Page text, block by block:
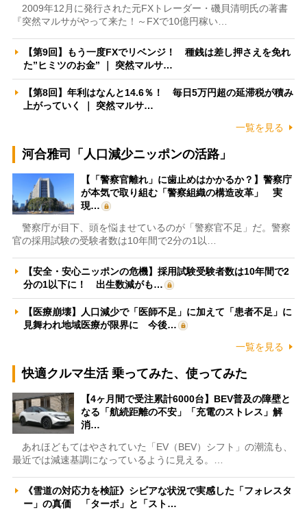
2009年12月に発行された元FXトレーダー・磯貝清明氏の著書
『突然マルサがやって来た！～FXで10億円稼い…
【第9回】もう一度FXでリベンジ！ 種銭は差し押さえを免れ
た”ヒミツのお金” ｜ 突然マルサ…
【第8回】年利はなんと14.6％！ 毎日5万円超の延滞税が積み
上がっていく ｜ 突然マルサ…
一覧を見る
河合雅司「人口減少ニッポンの活路」
【「警察官離れ」に歯止めはかかるか？】警察庁
が本気で取り組む「警察組織の構造改革」 実
現…
警察庁が目下、頭を悩ませているのが「警察官不足」だ。警察
官の採用試験の受験者数は10年間で2分の1以…
【安全・安心ニッポンの危機】採用試験受験者数は10年間で2
分の1以下に！ 出生数減がも…
【医療崩壊】人口減少で「医師不足」に加えて「患者不足」に
見舞われ地域医療が限界に 今後…
一覧を見る
快適クルマ生活 乗ってみた、使ってみた
【4ヶ月間で受注累計6000台】BEV普及の障壁と
なる「航続距離の不安」「充電のストレス」解
消…
あれほどもてはやされていた「EV（BEV）シフト」の潮流も、
最近では減速基調になっているように見える。…
《雪道の対応力を検証》シビアな状況で実感した「フォレスタ
ー」の真価 「ターボ」と「スト…